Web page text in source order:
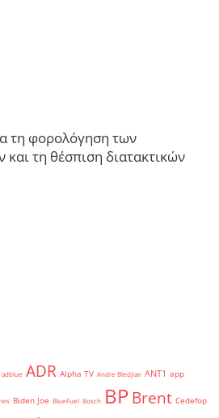
τη φορολόγηση των
τη θέσπιση διατακτικών
adblue ADR Alpha TV Andre Bledjian ANT1 app
Biden Joe BlueFuel Bosch BPBrent Cedefop